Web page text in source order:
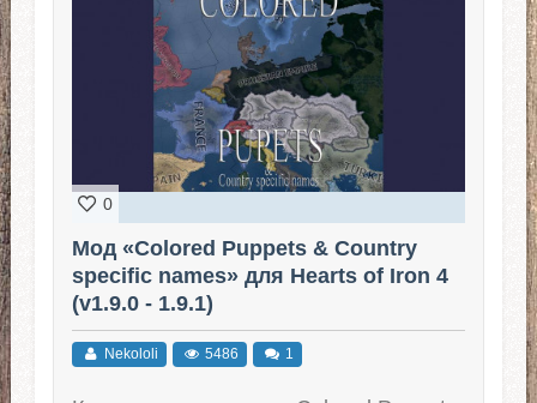
0
Мод «Colored Puppets & Country
specific names» для Hearts of Iron 4
(v1.9.0 - 1.9.1)
Nekololi 5486 1